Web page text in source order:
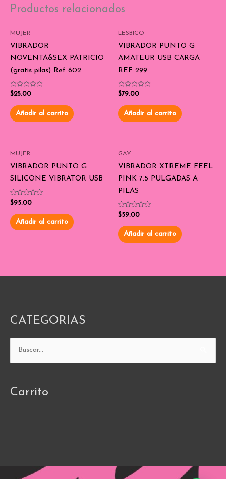
Productos relacionados
MUJER
VIBRADOR
NOVENTA&SEX PATRICIO
(gratis pilas) Ref 602
Valorado
de
5
$25.00
Añadir al carrito
LESBICO
VIBRADOR PUNTO G
AMATEUR USB CARGA
REF 299
Valorado
de
5
$79.00
Añadir al carrito
MUJER
VIBRADOR PUNTO G
SILICONE VIBRATOR USB
Valorado
con
de
5
$95.00
Añadir al carrito
GAY
VIBRADOR XTREME FEEL
PINK 7.5 PULGADAS A
PILAS
Valorado
con
de
5
$59.00
Añadir al carrito
CATEGORIAS
Buscar
por:
Carrito